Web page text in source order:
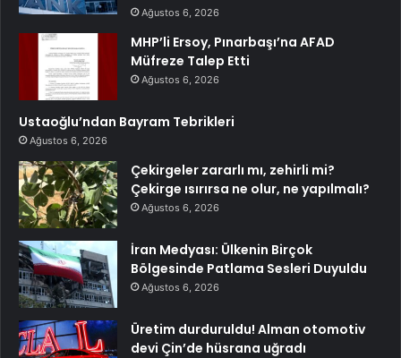
Ağustos 6, 2026
MHP’li Ersoy, Pınarbaşı’na AFAD
Müfreze Talep Etti
Ağustos 6, 2026
Ustaoğlu’ndan Bayram Tebrikleri
Ağustos 6, 2026
Çekirgeler zararlı mı, zehirli mi?
Çekirge ısırırsa ne olur, ne yapılmalı?
Ağustos 6, 2026
İran Medyası: Ülkenin Birçok
Bölgesinde Patlama Sesleri Duyuldu
Ağustos 6, 2026
Üretim durduruldu! Alman otomotiv
devi Çin’de hüsrana uğradı